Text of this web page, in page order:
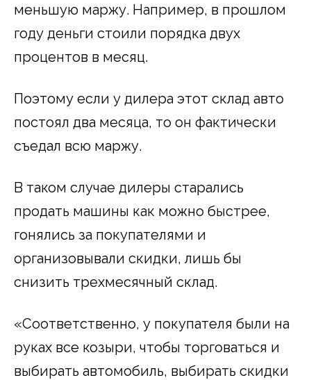
меньшую маржу. Например, в прошлом
году деньги стоили порядка двух
процентов в месяц.
Поэтому если у дилера этот склад авто
постоял два месяца, то он фактически
съедал всю маржу.
В таком случае дилеры старались
продать машины как можно быстрее,
гонялись за покупателями и
организовывали скидки, лишь бы
снизить трехмесячный склад.
«Соответственно, у покупателя были на
руках все козыри, чтобы торговаться и
выбирать автомобиль, выбирать скидки